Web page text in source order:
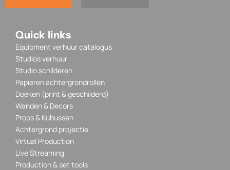
Quick links
Equipment verhuur catalogus
Studios verhuur
Studio schilderen
Papieren achtergrondrollen
Doeken (print & geschilderd)
Wanden & Decors
Props & Kubussen
Achtergrond projectie
Virtual Production
Live Streaming
Production & set tools